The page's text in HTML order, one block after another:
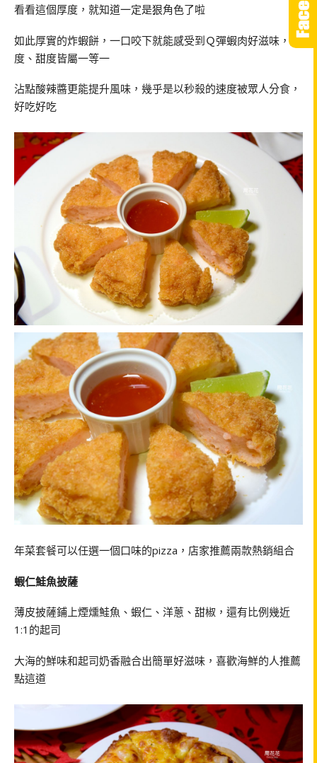
看看這個厚度，就知道一定是狠角色了啦
如此厚實的炸蝦餅，一口咬下就能感受到Ｑ彈蝦肉好滋味，鮮
度、甜度皆屬一等一
沾點酸辣醬更能提升風味，幾乎是以秒殺的速度被眾人分食，
好吃好吃
年菜套餐可以任選一個口味的pizza，店家推薦兩款熱銷組合
蝦仁鮭魚披薩
薄皮披薩鋪上煙燻鮭魚、蝦仁、洋蔥、甜椒，還有比例幾近
1:1的起司
大海的鮮味和起司奶香融合出簡單好滋味，喜歡海鮮的人推薦
點這道